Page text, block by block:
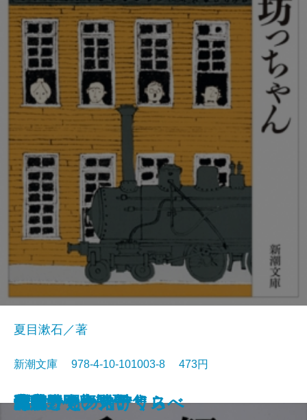
猟銃・闘牛
ヴェルレーヌ詩集
草枕
斜陽
高村光太郎詩集
歌行燈・高野聖
土
真実一路
老妓抄
坊っちゃん
夏目漱石／著
新潮文庫 978-4-10-101003-8 473円
和解
ヰタ・セクスアリス
出家とその弟子
にごりえ・たけくらべ
武蔵野
白痴
青年
雁
それから
門